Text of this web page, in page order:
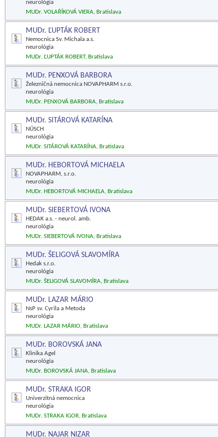
neurológia
MUDr. VOLAŘÍKOVÁ VIERA, Bratislava
MUDr. ĽUPTÁK ROBERT
Nemocnica Sv. Michala a.s.
neurológia
MUDr. ĽUPTÁK ROBERT, Bratislava
MUDr. PENXOVÁ BARBORA
Železničná nemocnica NOVAPHARM s.r.o.
neurológia
MUDr. PENXOVÁ BARBORA, Bratislava
MUDr. SITÁROVÁ KATARÍNA
NÚSCH
neurológia
MUDr. SITÁROVÁ KATARÍNA, Bratislava
MUDr. HEBORTOVÁ MICHAELA
NOVAPHARM, s.r.o.
neurológia
MUDr. HEBORTOVÁ MICHAELA, Bratislava
MUDr. SIEBERTOVÁ IVONA
HEDAK a.s. - neurol. amb.
neurológia
MUDr. SIEBERTOVÁ IVONA, Bratislava
MUDr. ŠELIGOVÁ SLAVOMÍRA
Hedak s.r.o.
neurológia
MUDr. ŠELIGOVÁ SLAVOMÍRA, Bratislava
MUDr. LAZAR MÁRIO
NsP sv. Cyrila a Metoda
neurológia
MUDr. LAZAR MÁRIO, Bratislava
MUDr. BOROVSKÁ JANA
Klinika Agel
neurológia
MUDr. BOROVSKÁ JANA, Bratislava
MUDr. STRAKA IGOR
Univerzitná nemocnica
neurológia
MUDr. STRAKA IGOR, Bratislava
MUDr. NAJAR NIZAR